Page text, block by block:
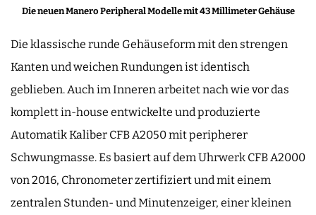
Die neuen Manero Peripheral Modelle mit 43 Millimeter Gehäuse
Die klassische runde Gehäuseform mit den strengen
Kanten und weichen Rundungen ist identisch
geblieben. Auch im Inneren arbeitet nach wie vor das
komplett in-house entwickelte und produzierte
Automatik Kaliber CFB A2050 mit peripherer
Schwungmasse. Es basiert auf dem Uhrwerk CFB A2000
von 2016, Chronometer zertifiziert und mit einem
zentralen Stunden- und Minutenzeiger, einer kleinen